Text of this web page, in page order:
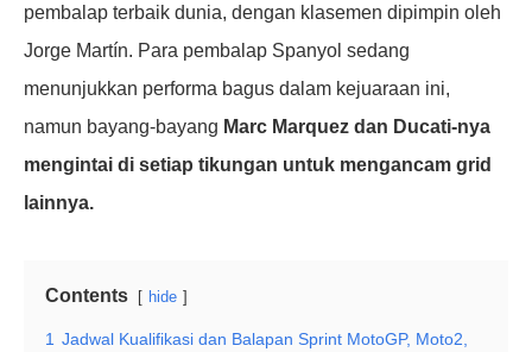
pembalap terbaik dunia, dengan klasemen dipimpin oleh
Jorge Martín. Para pembalap Spanyol sedang
menunjukkan performa bagus dalam kejuaraan ini,
namun bayang-bayang Marc Marquez dan Ducati-nya
mengintai di setiap tikungan untuk mengancam grid
lainnya.
Contents hide
1 Jadwal Kualifikasi dan Balapan Sprint MotoGP, Moto2,